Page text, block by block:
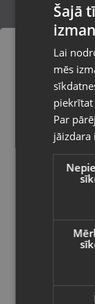
Rīga, Brīvības
Stāvoklis
20.00€
Corsair
Vietnes
valodā
Valsts
Šajā
Lai
mēs
Par
jāizdara